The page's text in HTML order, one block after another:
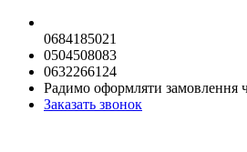
0684185021
0504508083
0632266124
Радимо оформляти
Заказать звонок